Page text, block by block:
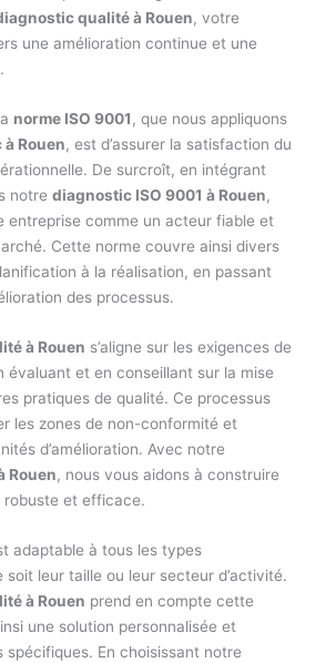
qualité à Rouen, votre
une amélioration continue et une
norme ISO 9001, que nous appliquons
Rouen, est d’assurer la satisfaction du
De surcroît, en intégrant
notrediagnostic ISO 9001 à Rouen,
entreprise comme un acteur fiable et
Cette norme couvre ainsi divers
à la réalisation, en passant
des processus.
à Rouen s’aligne sur les exigences de
évaluant et en conseillant sur la mise
pratiques de qualité. Ce processus
les zones de non-conformité et
d’amélioration. Avec notre
Rouen, nous vous aidons à construire
robuste et efficace.
adaptable à tous les types
soit leur taille ou leur secteur d’activité.
à Rouen prend en compte cette
une solution personnalisée et
spécifiques. En choisissant notre